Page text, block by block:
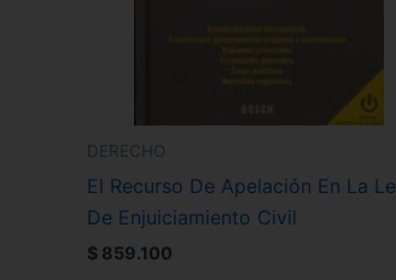
DERECHO
El Recurso De Apelación En La
De Enjuiciamiento Civil
$ 859.100